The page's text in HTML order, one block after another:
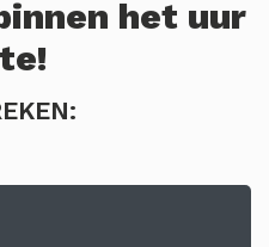
het uur